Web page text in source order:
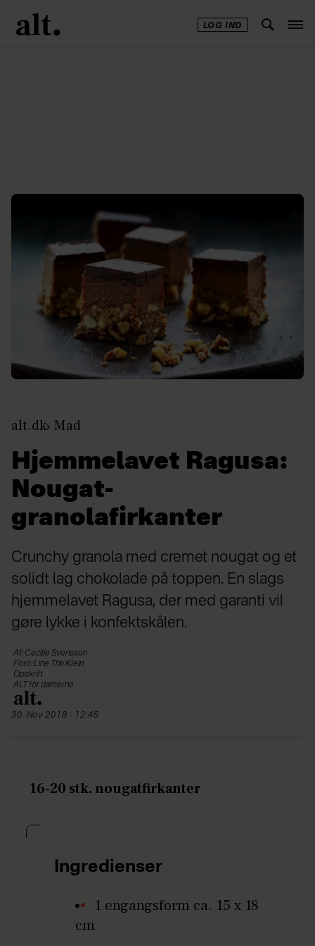
LOG IND
alt.dk Mad
Hjemmelavet Ragusa:
Nougat-
granolafirkanter
Crunchy granola med cremet nougat og et
solidt lag chokolade på toppen. En slags
hjemmelavet Ragusa, der med garanti vil
gøre lykke i konfektskålen.
Af: Cecilie Svensson
Foto: Line Thit Klein
Opskrift
ALT for damerne
30. Nov 2018 - 12:45
16-20 stk. nougatfirkanter
Ingredienser
1 engangsform ca. 15 x 18
cm